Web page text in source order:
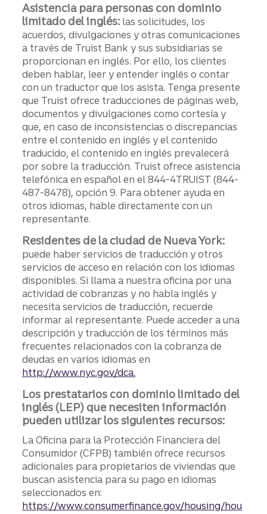
Asistencia para personas con dominio
limitado del inglés: las solicitudes, los
acuerdos, divulgaciones y otras comunicaciones
a través de Truist Bank y sus subsidiarias se
proporcionan en inglés. Por ello, los clientes
deben hablar, leer y entender inglés o contar
con un traductor que los asista. Tenga presente
que Truist ofrece traducciones de páginas web,
documentos y divulgaciones como cortesía y
que, en caso de inconsistencias o discrepancias
entre el contenido en inglés y el contenido
traducido, el contenido en inglés prevalecerá
por sobre la traducción. Truist ofrece asistencia
telefónica en español en el 844-4TRUIST (844-
487-8478), opción 9. Para obtener ayuda en
otros idiomas, hable directamente con un
representante.
Residentes de la ciudad de Nueva York:
puede haber servicios de traducción y otros
servicios de acceso en relación con los idiomas
disponibles. Si llama a nuestra oficina por una
actividad de cobranzas y no habla inglés y
necesita servicios de traducción, recuerde
informar al representante. Puede acceder a una
descripción y traducción de los términos más
frecuentes relacionados con la cobranza de
deudas en varios idiomas en
http://www.nyc.gov/dca.
Los prestatarios con dominio limitado del
inglés (LEP) que necesiten información
pueden utilizar los siguientes recursos:
La Oficina para la Protección Financiera del
Consumidor (CFPB) también ofrece recursos
adicionales para propietarios de viviendas que
buscan asistencia para su pago en idiomas
seleccionados en:
https://www.consumerfinance.gov/housing/hou